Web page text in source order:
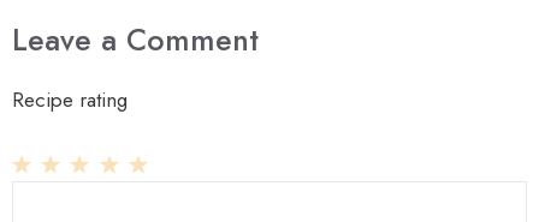
Leave a Comment
Recipe rating